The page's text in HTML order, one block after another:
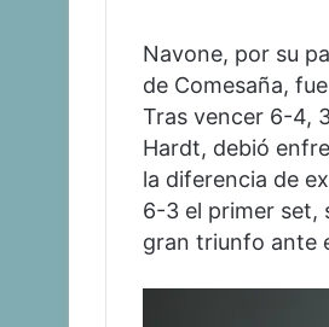
Navone, por su
de Comesaña,
Tras vencer 6-4,
Hardt, debió
la diferencia de
6-3 el primer set,
gran triunfo ante